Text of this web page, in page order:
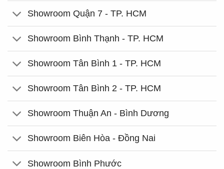
Showroom Quận 7 - TP. HCM
Showroom Bình Thạnh - TP. HCM
Showroom Tân Bình 1 - TP. HCM
Showroom Tân Bình 2 - TP. HCM
Showroom Thuận An - Bình Dương
Showroom Biên Hòa - Đồng Nai
Showroom Bình Phước